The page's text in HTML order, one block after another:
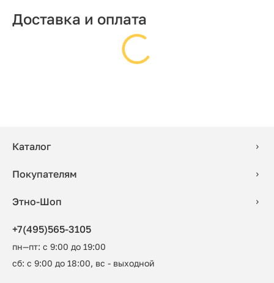
Доставка и оплата
Каталог
Покупателям
Этно-Шоп
+7(495)565-3105
пн—пт: с 9:00 до 19:00
сб: с 9:00 до 18:00, вс - выходной